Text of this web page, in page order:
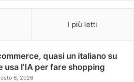
I più letti
quasi un italiano su
usa l’IA per fare shopping
6, 2026